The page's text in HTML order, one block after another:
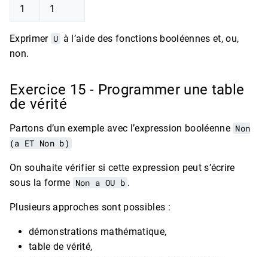
1 1
Exprimer U à l’aide des fonctions booléennes et, ou,
non.
Exercice 15 - Programmer une table
de vérité
Partons d’un exemple avec l’expression booléenne Non
(a ET Non b)
On souhaite vérifier si cette expression peut s’écrire
sous la forme Non a OU b .
Plusieurs approches sont possibles :
démonstrations mathématique,
table de vérité,